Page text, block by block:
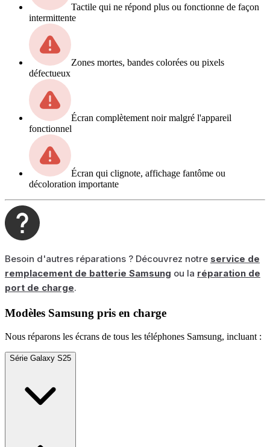
Tactile qui ne répond plus ou fonctionne de façon
intermittente
Zones mortes, bandes colorées ou pixels
défectueux
Écran complètement noir malgré l'appareil
fonctionnel
Écran qui clignote, affichage fantôme ou
décoloration importante
Besoin d'autres réparations ? Découvrez notre service de
remplacement de batterie Samsung ou la réparation de
port de charge.
Modèles Samsung pris en charge
Nous réparons les écrans de tous les téléphones Samsung, incluant :
Série Galaxy S25